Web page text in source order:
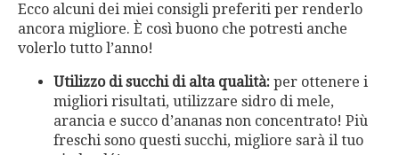
Ecco alcuni dei miei consigli preferiti per renderlo
ancora migliore. È così buono che potresti anche
volerlo tutto l’anno!
Utilizzo di succhi di alta qualità: per ottenere i
migliori risultati, utilizzare sidro di mele,
arancia e succo d’ananas non concentrato! Più
freschi sono questi succhi, migliore sarà il tuo